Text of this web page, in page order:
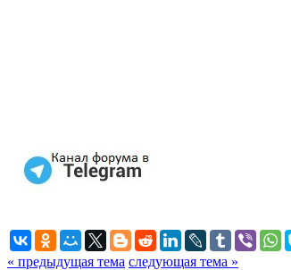
« предыдущая тема следующая тема »